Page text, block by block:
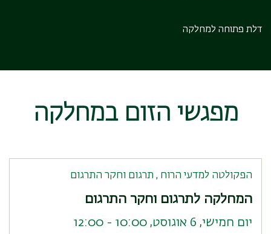
דלת פתוחה למחלקה
מפגשי הזום במחלקה
הפקולטה למדעי הרוח , תרגום וחקר התרגום
המחלקה לתרגום וחקר התרגום
יום חמישי, 6 אוגוסט, 10:00 - 12:00